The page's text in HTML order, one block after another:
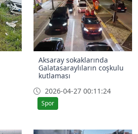
Aksaray sokaklarında
Galatasaraylıların coşkulu
kutlaması
2026-04-27 00:11:24
Spor